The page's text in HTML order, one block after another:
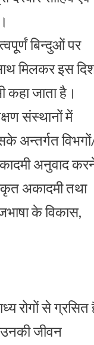
बिन्दुओं पर
मिलकर इस
कहा जाता है।
संस्थानों में
अन्तर्गत
अनुवाद
अकादमी तथा
के विकास,
रोगों से ग्रसित
उनकी जीवन